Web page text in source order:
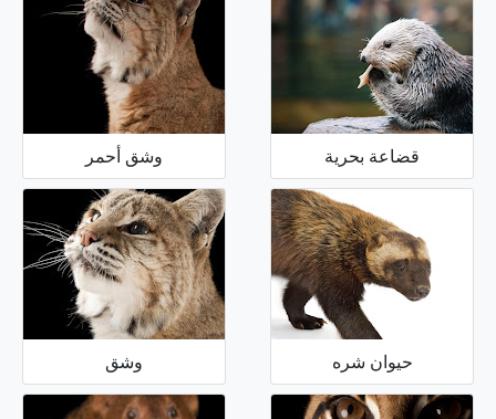
قضاعة بحرية وشق أحمر
حيوان شره وشق